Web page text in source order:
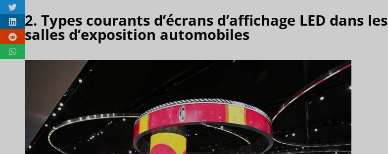
2. Types courants d’écrans d’affichage LED dans les
salles d’exposition automobiles